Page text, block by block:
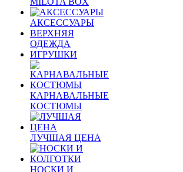
АКСЕССУАРЫ
ВЕРХНЯЯ
ОДЕЖДА
ИГРУШКИ
КАРНАВАЛЬНЫЕ
КОСТЮМЫ
ЛУЧШАЯ ЦЕНА
НОСКИ И